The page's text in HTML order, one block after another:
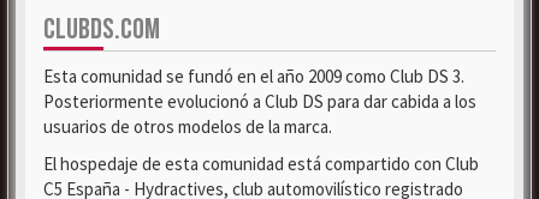
CLUBDS.COM
Esta comunidad se fundó en el año 2009 como Club DS 3.
Posteriormente evolucionó a Club DS para dar cabida a los
usuarios de otros modelos de la marca.
El hospedaje de esta comunidad está compartido con Club
C5 España - Hydractives, club automovilístico registrado